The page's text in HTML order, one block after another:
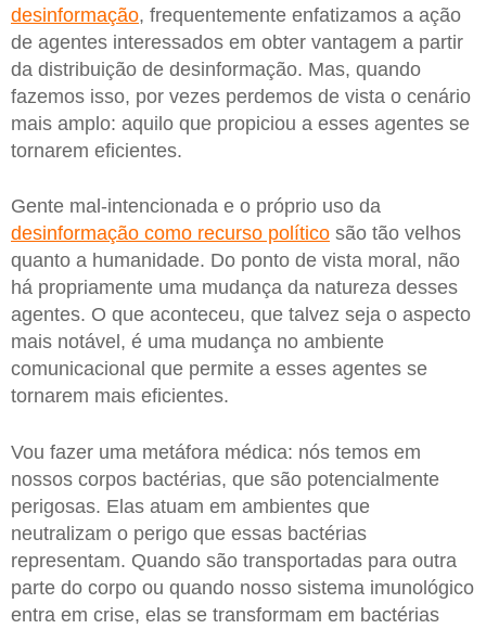
desinformação, frequentemente enfatizamos a ação
de agentes interessados em obter vantagem a partir
da distribuição de desinformação. Mas, quando
fazemos isso, por vezes perdemos de vista o cenário
mais amplo: aquilo que propiciou a esses agentes se
tornarem eficientes.
Gente mal-intencionada e o próprio uso da
desinformação como recurso político são tão velhos
quanto a humanidade. Do ponto de vista moral, não
há propriamente uma mudança da natureza desses
agentes. O que aconteceu, que talvez seja o aspecto
mais notável, é uma mudança no ambiente
comunicacional que permite a esses agentes se
tornarem mais eficientes.
Vou fazer uma metáfora médica: nós temos em
nossos corpos bactérias, que são potencialmente
perigosas. Elas atuam em ambientes que
neutralizam o perigo que essas bactérias
representam. Quando são transportadas para outra
parte do corpo ou quando nosso sistema imunológico
entra em crise, elas se transformam em bactérias